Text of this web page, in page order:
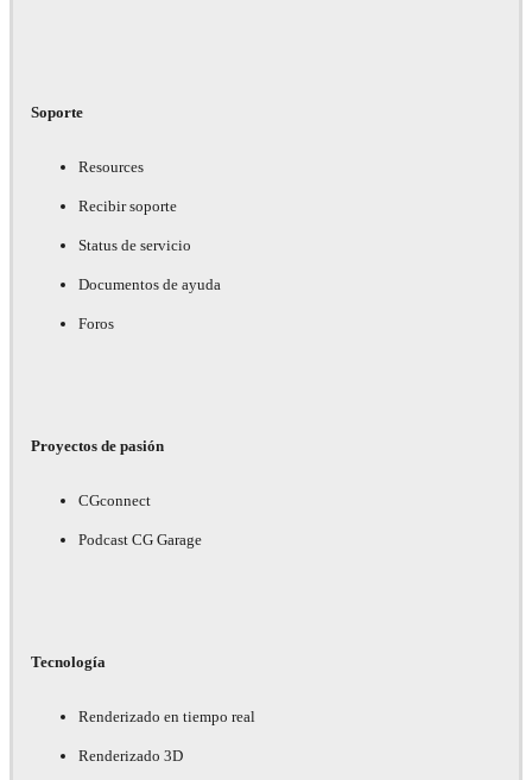
Soporte
Resources
Recibir soporte
Status de servicio
Documentos de ayuda
Foros
Proyectos de pasión
CGconnect
Podcast CG Garage
Tecnología
Renderizado en tiempo real
Renderizado 3D